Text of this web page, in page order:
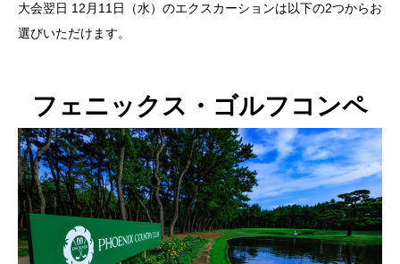
大会翌日 12月11日（水）のエクスカーションは以下の2つからお
選びいただけます。
フェニックス・ゴルフコンペ